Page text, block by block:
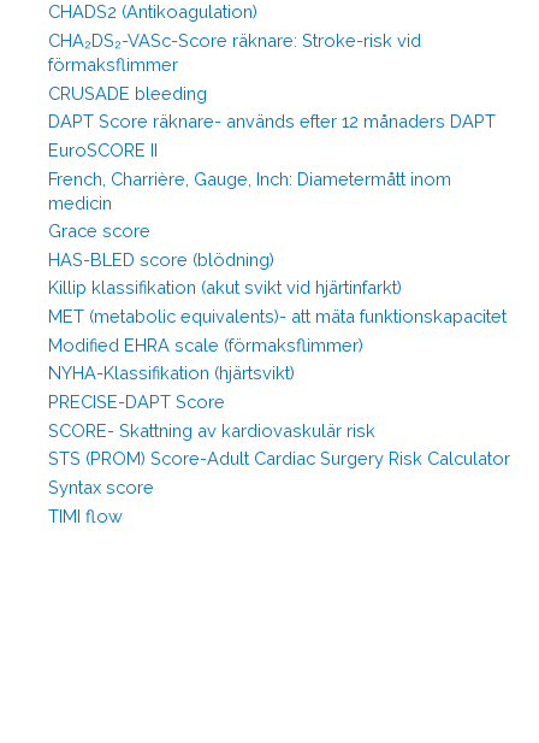
CHADS2 (Antikoagulation)
CHA₂DS₂-VASc-Score räknare: Stroke-risk vid
förmaksflimmer
CRUSADE bleeding
DAPT Score räknare- används efter 12 månaders DAPT
EuroSCORE II
French, Charrière, Gauge, Inch: Diametermått inom
medicin
Grace score
HAS-BLED score (blödning)
Killip klassifikation (akut svikt vid hjärtinfarkt)
MET (metabolic equivalents)- att mäta funktionskapacitet
Modified EHRA scale (förmaksflimmer)
NYHA-Klassifikation (hjärtsvikt)
PRECISE-DAPT Score
SCORE- Skattning av kardiovaskulär risk
STS (PROM) Score-Adult Cardiac Surgery Risk Calculator
Syntax score
TIMI flow